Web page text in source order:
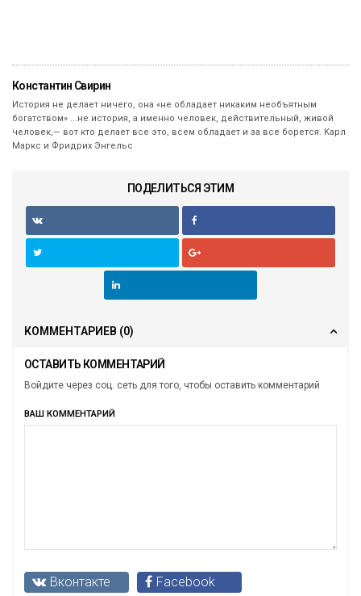
Константин Свирин
История не делает ничего, она «не обладает никаким необъятным
богатством» ...не история, а именно человек, действительный, живой
человек,— вот кто делает все это, всем обладает и за все борется. Карл
Маркс и Фридрих Энгельс
ПОДЕЛИТЬСЯ ЭТИМ
КОММЕНТАРИЕВ (0)
ОСТАВИТЬ КОММЕНТАРИЙ
Войдите через соц. сеть для того, чтобы оставить комментарий
ВАШ КОММЕНТАРИЙ
Вконтакте Facebook